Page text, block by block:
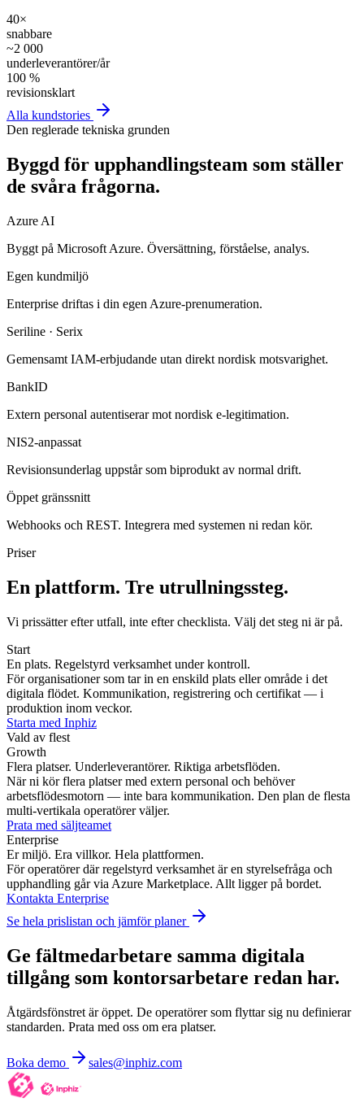
40×
snabbare
~2 000
underleverantörer/år
100 %
revisionsklart
Alla kundstories
Den reglerade tekniska grunden
Byggd för upphandlingsteam som ställer
de svåra frågorna.
Azure AI
Byggt på Microsoft Azure. Översättning, förståelse, analys.
Egen kundmiljö
Enterprise driftas i din egen Azure-prenumeration.
Seriline · Serix
Gemensamt IAM-erbjudande utan direkt nordisk motsvarighet.
BankID
Extern personal autentiserar mot nordisk e-legitimation.
NIS2-anpassat
Revisionsunderlag uppstår som biprodukt av normal drift.
Öppet gränssnitt
Webhooks och REST. Integrera med systemen ni redan kör.
Priser
En plattform. Tre utrullningssteg.
Vi prissätter efter utfall, inte efter checklista. Välj det steg ni är på.
Start
En plats. Regelstyrd verksamhet under kontroll.
För organisationer som tar in en enskild plats eller område i det
digitala flödet. Kommunikation, registrering och certifikat — i
produktion inom veckor.
Starta med Inphiz
Vald av flest
Growth
Flera platser. Underleverantörer. Riktiga arbetsflöden.
När ni kör flera platser med extern personal och behöver
arbetsflödesmotorn — inte bara kommunikation. Den plan de flesta
multi-vertikala operatörer väljer.
Prata med säljteamet
Enterprise
Er miljö. Era villkor. Hela plattformen.
För operatörer där regelstyrd verksamhet är en styrelsefråga och
upphandling går via Azure Marketplace. Allt ligger på bordet.
Kontakta Enterprise
Se hela prislistan och jämför planer
Ge fältmedarbetare samma digitala
tillgång som kontorsarbetare redan har.
Åtgärdsfönstret är öppet. De operatörer som flyttar sig nu definierar
standarden. Prata med oss om era platser.
Boka demo sales@inphiz.com